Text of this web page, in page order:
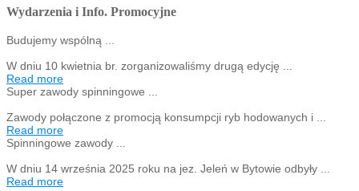
Wydarzenia i Info. Promocyjne
Budujemy wspólną ...
W dniu 10 kwietnia br. zorganizowaliśmy drugą edycję ...
Read more
Super zawody spinningowe ...
Zawody połączone z promocją konsumpcji ryb hodowanych i ...
Read more
Spinningowe zawody ...
W dniu 14 września 2025 roku na jez. Jeleń w Bytowie odbyły ...
Read more